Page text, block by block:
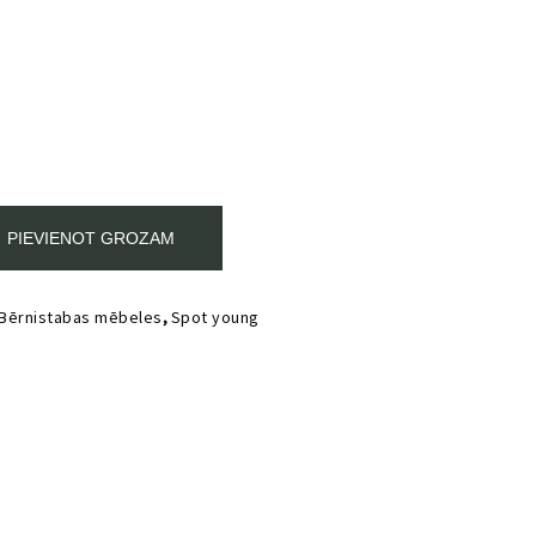
PIEVIENOT GROZAM
mēbeles,Spot young